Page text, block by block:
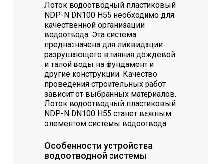
Лоток водоотводный пластиковый
NDP-N DN100 H55 необходимо для
качественной организации
водоотвода. Эта система
предназначена для ликвидации
разрушающего влияния дождевой
и талой воды на фундамент и
другие конструкции. Качество
проведения строительных работ
зависит от выбранных материалов.
Лоток водоотводный пластиковый
NDP-N DN100 H55 станет важным
элементом системы водоотвода.
Особенности устройства
водоотводной системы